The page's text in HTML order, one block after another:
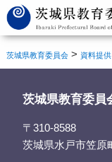
茨城県教育委員会 > 資料提供
茨城県教育委員
〒310-8588
茨城県水戸市笠原